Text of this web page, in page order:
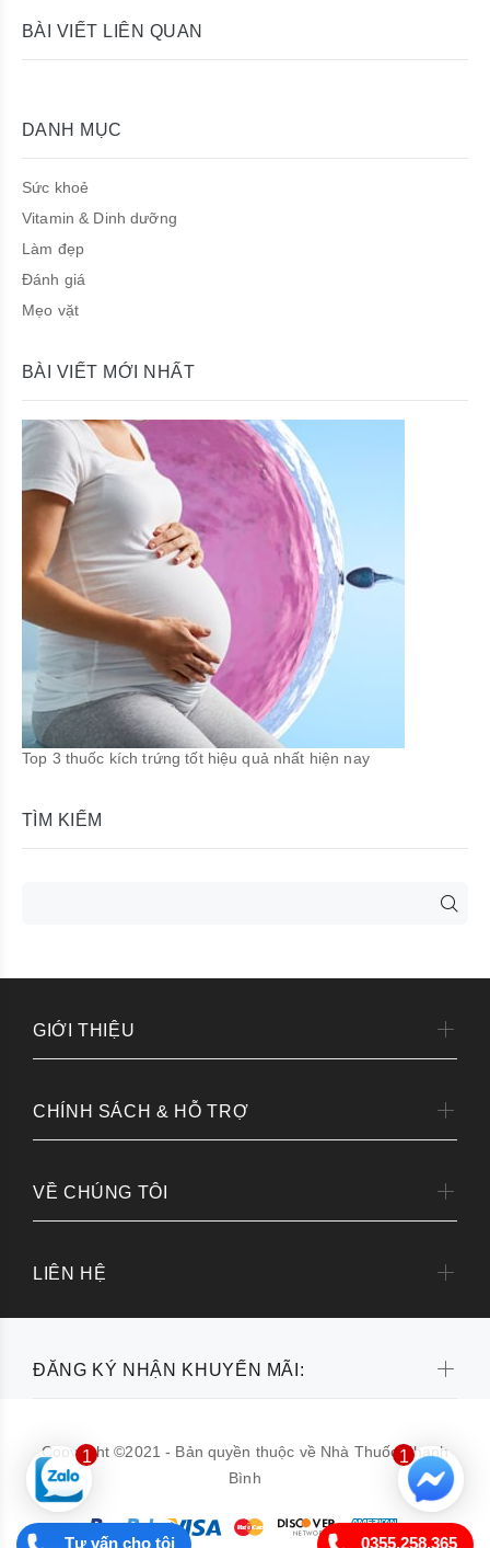
BÀI VIẾT LIÊN QUAN
DANH MỤC
Sức khoẻ
Vitamin & Dinh dưỡng
Làm đẹp
Đánh giá
Mẹo vặt
BÀI VIẾT MỚI NHẤT
Top 3 thuốc kích trứng tốt hiệu quả nhất hiện nay
TÌM KIẾM
ĐĂNG KÝ NHẬN KHUYẾN MÃI:
GIỚI THIỆU
CHÍNH SÁCH & HỖ TRỢ
VỀ CHÚNG TÔI
LIÊN HỆ
Copyright ©2021 - Bản quyền thuộc về Nhà Thuốc Thanh
Bình
0355.258.365
Tư vấn cho tôi
1
1